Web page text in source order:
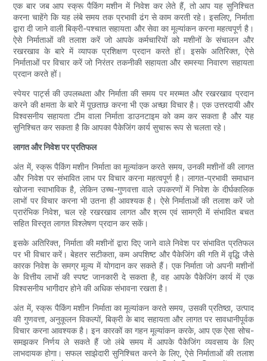
एक बार जब आप स्क्रू पैकिंग मशीन में निवेश कर लेते हैं, तो आप यह सुनिश्चित
करना चाहेंगे कि यह लंबे समय तक प्रभावी ढंग से काम करती रहे। इसलिए, निर्माता
द्वारा दी जाने वाली बिक्री-पश्चात सहायता और सेवा का मूल्यांकन करना महत्वपूर्ण है।
ऐसे निर्माताओं की तलाश करें जो आपके कर्मचारियों को मशीनों के संचालन और
रखरखाव के बारे में व्यापक प्रशिक्षण प्रदान करते हों। इसके अतिरिक्त, ऐसे
निर्माताओं पर विचार करें जो निरंतर तकनीकी सहायता और समस्या निवारण सहायता
प्रदान करते हों।
स्पेयर पार्ट्स की उपलब्धता और निर्माता की समय पर मरम्मत और रखरखाव प्रदान
करने की क्षमता के बारे में पूछताछ करना भी एक अच्छा विचार है। एक उत्तरदायी और
विश्वसनीय सहायता टीम वाला निर्माता डाउनटाइम को कम कर सकता है और यह
सुनिश्चित कर सकता है कि आपका पैकेजिंग कार्य सुचारू रूप से चलता रहे।
लागत और निवेश पर प्रतिफल
अंत में, स्क्रू पैकिंग मशीन निर्माता का मूल्यांकन करते समय, उनकी मशीनों की लागत
और निवेश पर संभावित लाभ पर विचार करना महत्वपूर्ण है। लागत-प्रभावी समाधान
खोजना स्वाभाविक है, लेकिन उच्च-गुणवत्ता वाले उपकरणों में निवेश के दीर्घकालिक
लाभों पर विचार करना भी उतना ही आवश्यक है। ऐसे निर्माताओं की तलाश करें जो
प्रारंभिक निवेश, चल रहे रखरखाव लागत और श्रम एवं सामग्री में संभावित बचत
सहित विस्तृत लागत विश्लेषण प्रदान कर सकें।
इसके अतिरिक्त, निर्माता की मशीनों द्वारा दिए जाने वाले निवेश पर संभावित प्रतिफल
पर भी विचार करें। बेहतर सटीकता, कम अपशिष्ट और पैकेजिंग की गति में वृद्धि जैसे
कारक निवेश के समग्र मूल्य में योगदान कर सकते हैं। एक निर्माता जो अपनी मशीनों
के वित्तीय लाभों की स्पष्ट जानकारी दे सकता है, वह आपके पैकेजिंग कार्य में एक
विश्वसनीय भागीदार होने की अधिक संभावना रखता है।
अंत में, स्क्रू पैकिंग मशीन निर्माता का मूल्यांकन करते समय, उसकी प्रतिष्ठा, उत्पाद
की गुणवत्ता, अनुकूलन विकल्पों, बिक्री के बाद सहायता और लागत पर सावधानीपूर्वक
विचार करना आवश्यक है। इन कारकों का गहन मूल्यांकन करके, आप एक ऐसा सोच-
समझकर निर्णय ले सकते हैं जो लंबे समय में आपके पैकेजिंग व्यवसाय के लिए
लाभदायक होगा। सफल साझेदारी सुनिश्चित करने के लिए, ऐसे निर्माताओं की तलाश